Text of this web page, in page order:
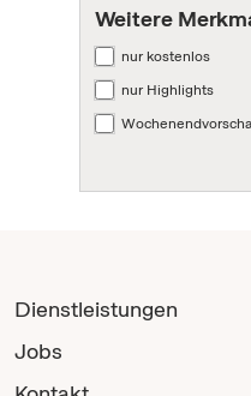
Weitere
nur kostenlos
nur Highlights
Dienstleistungen
Jobs